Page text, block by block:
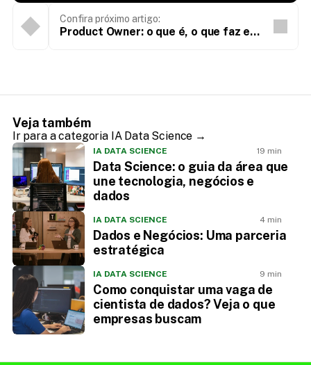
Confira próximo artigo:
Product Owner: o que é, o que faz e
Veja também
Ir para a categoria IA Data Science →
IA DATA SCIENCE 19 min
Data Science: o guia da área que
une tecnologia, negócios e
dados
IA DATA SCIENCE 4 min
Dados e Negócios: Uma parceria
estratégica
IA DATA SCIENCE 9 min
Como conquistar uma vaga de
cientista de dados? Veja o que
empresas buscam